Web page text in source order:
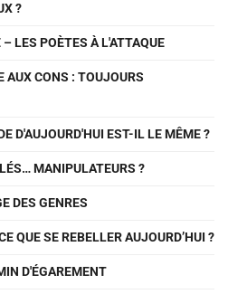
?
LES POÈTES À L'ATTAQUE
AUX CONS : TOUJOURS
D'AUJOURD'HUI EST-IL LE MÊME ?
MANIPULATEURS ?
DES GENRES
QUE SE REBELLER AUJOURD’HUI ?
D'ÉGAREMENT